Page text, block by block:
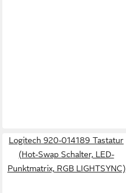
Logitech 920-014189 Tastatur
(Hot-Swap Schalter, LED-
Punktmatrix, RGB LIGHTSYNC)